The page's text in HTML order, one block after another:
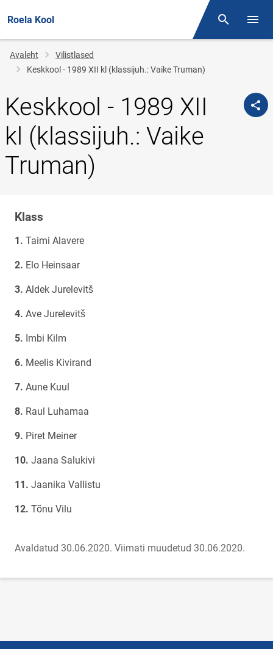
Roela Kool Otsing
Jälglink
Avaleht
Vilistlased
Keskkool - 1989 XII kl (klassijuh.: Vaike Truman)
Keskkool - 1989 XII
kl (klassijuh.: Vaike
Truman)
Klassi
Klass
Taimi Alavere
Elo Heinsaar
Aldek Jurelevitš
Ave Jurelevitš
Imbi Kilm
Meelis Kivirand
Aune Kuul
Raul Luhamaa
Piret Meiner
Jaana Salukivi
Jaanika Vallistu
Tõnu Vilu
Avaldatud 30.06.2020. Viimati muudetud 30.06.2020.